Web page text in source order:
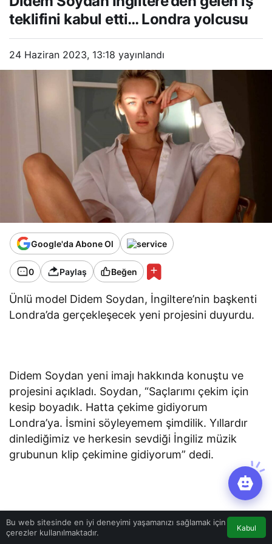
Londra yolcusu
teklifini kabul etti… Londra yolcusu
24 Haziran 2023, 13:18 yayınlandı
Google'da Abone Ol
0 Paylaş Beğen
Ünlü model Didem Soydan, İngiltere’nin başkenti
Londra’da gerçekleşecek yeni projesini duyurdu.
Didem Soydan yeni imajı hakkında konuştu ve
projesini açıkladı. Soydan, “Saçlarımı çekim için
kesip boyadık. Hatta çekime gidiyorum
Londra’ya. İsmini söyleyemem şimdilik. Yıllardır
dinlediğimiz ve herkesin sevdiği İngiliz müzik
grubunun klip çekimine gidiyorum” dedi.
Bu web sitesinde en iyi deneyimi yaşamanızı sağlamak için
çerezler kullanılmaktadır.
Kabul